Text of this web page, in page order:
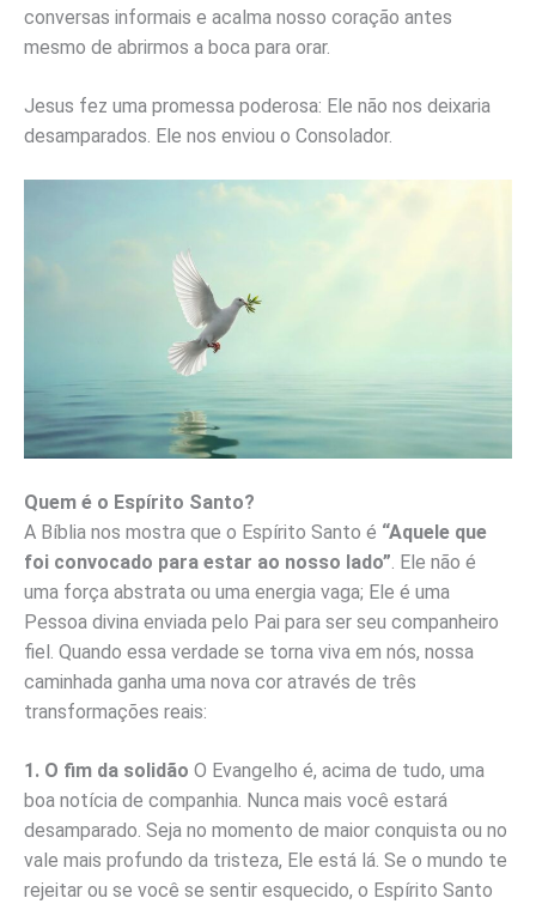
conversas informais e acalma nosso coração antes
mesmo de abrirmos a boca para orar.
Jesus fez uma promessa poderosa: Ele não nos deixaria
desamparados. Ele nos enviou o Consolador.
Quem é o Espírito Santo?
A Bíblia nos mostra que o Espírito Santo é “Aquele que
foi convocado para estar ao nosso lado”. Ele não é
uma força abstrata ou uma energia vaga; Ele é uma
Pessoa divina enviada pelo Pai para ser seu companheiro
fiel. Quando essa verdade se torna viva em nós, nossa
caminhada ganha uma nova cor através de três
transformações reais:
1. O fim da solidão O Evangelho é, acima de tudo, uma
boa notícia de companhia. Nunca mais você estará
desamparado. Seja no momento de maior conquista ou no
vale mais profundo da tristeza, Ele está lá. Se o mundo te
rejeitar ou se você se sentir esquecido, o Espírito Santo